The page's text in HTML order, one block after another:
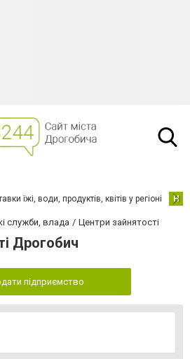
їжі, води, продуктів, квітів у регіоні Н
служби, влада Центри зайнятості
Дрогобич
підприємство